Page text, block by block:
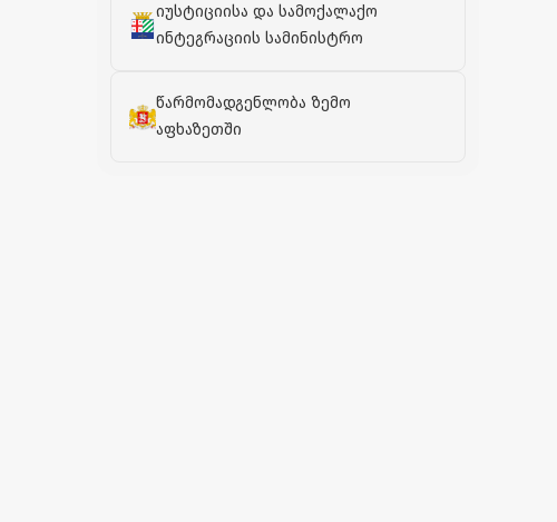
იუსტიციისა და სამოქალაქო
ინტეგრაციის სამინისტრო
წარმომადგენლობა ზემო
აფხაზეთში